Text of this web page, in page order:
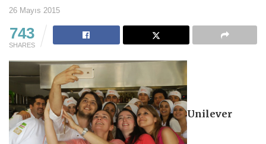
26 Mayıs 2015
743
SHARES
Unilever